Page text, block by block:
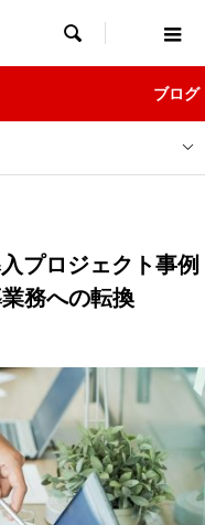

ブログ
プロジェクト事例
務への転換